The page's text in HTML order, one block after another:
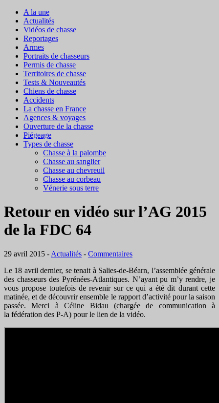
A la une
Actualités
Vidéos de chasse
Reportages
Armes
Portraits de chasseurs
Permis de chasse
Territoires de chasse
Tests & Nouveautés
Chiens de chasse
Accidents
La chasse en France
Agences & voyages
Ouverture de la chasse
Piégeage
Types de chasse
Chasse à la palombe
Chasse au sanglier
Chasse au chevreuil
Chasse au corbeau
Vénerie sous terre
Retour en vidéo sur l’AG 2015
de la FDC 64
29 avril 2015 - Actualités - Commentaires
Le 18 avril dernier, se tenait à Salies-de-Béarn, l’assemblée générale
des chasseurs des Pyrénées-Atlantiques. N’ayant pu m’y rendre, je
vous propose toutefois de revenir sur ce qui a été dit durant cette
matinée, et de découvrir ensemble le rapport d’activité pour la saison
passée. Merci à Céline Bidau (chargée de communication à
la fédération des P-A) pour le lien de la vidéo.